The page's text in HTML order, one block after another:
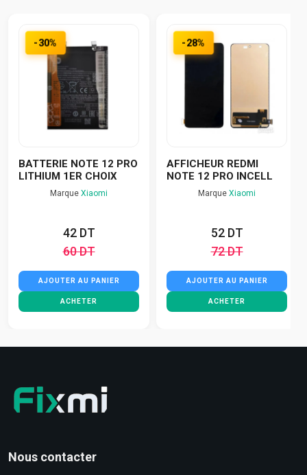
-30%
BATTERIE NOTE 12 PRO
LITHIUM 1ER CHOIX
Marque Xiaomi
42 DT
60 DT
AJOUTER AU PANIER
ACHETER
-28%
AFFICHEUR REDMI
NOTE 12 PRO INCELL
Marque Xiaomi
52 DT
72 DT
AJOUTER AU PANIER
ACHETER
Nous contacter